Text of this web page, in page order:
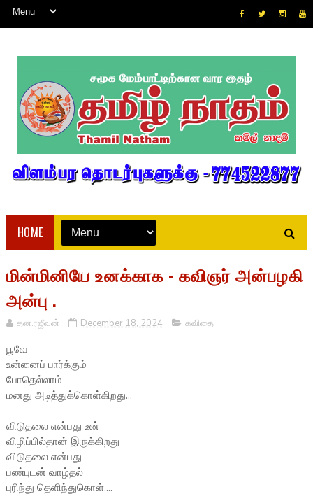
HOME
மின்மினியே உனக்காக - கவிஞர் அன்பழகி
அன்பு .
தன.ரஜீவன் December 18, 2024 கவிதை
பூவே
உன்னைப் பார்க்கும்
போதெல்லாம்
மனது அடித்துக்கொள்கிறது...
விடுதலை என்பது உன்
விழிப்பில்தான் இருக்கிறது
விடுதலை என்பது
பண்புடன் வாழ்தல்
புரிந்து தெளிந்துகொள்....